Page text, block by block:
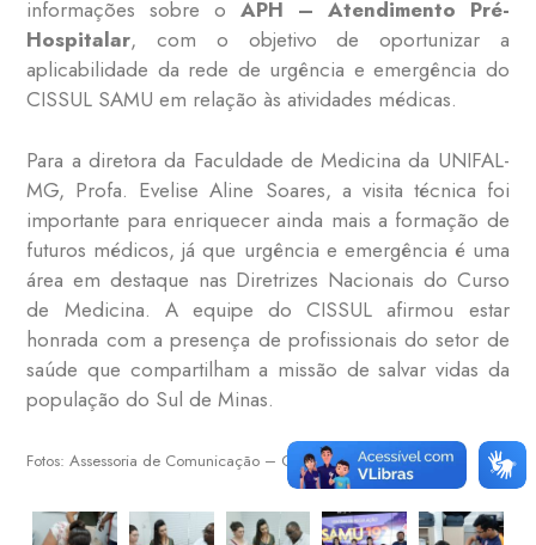
informações sobre o APH – Atendimento Pré-
Hospitalar, com o objetivo de oportunizar a
aplicabilidade da rede de urgência e emergência do
CISSUL SAMU em relação às atividades médicas.
Para a diretora da Faculdade de Medicina da UNIFAL-
MG, Profa. Evelise Aline Soares, a visita técnica foi
importante para enriquecer ainda mais a formação de
futuros médicos, já que urgência e emergência é uma
área em destaque nas Diretrizes Nacionais do Curso
de Medicina. A equipe do CISSUL afirmou estar
honrada com a presença de profissionais do setor de
saúde que compartilham a missão de salvar vidas da
população do Sul de Minas.
Fotos: Assessoria de Comunicação – CISSUL – SAMU